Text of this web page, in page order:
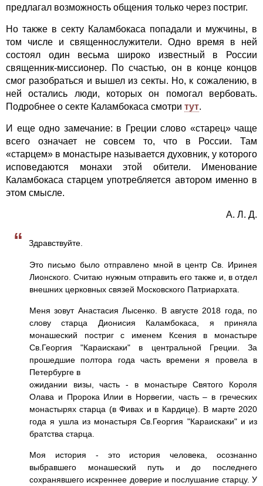
предлагал возможность общения только через постриг.
Но также в секту Каламбокаса попадали и мужчины, в
том числе и священнослужители. Одно время в ней
состоял один весьма широко известный в России
священник-миссионер. По счастью, он в конце концов
смог разобраться и вышел из секты. Но, к сожалению, в
ней остались люди, которых он помогал вербовать.
Подробнее о секте Каламбокаса смотри тут.
И еще одно замечание: в Греции слово «старец» чаще
всего означает не совсем то, что в России. Там
«старцем» в монастыре называется духовник, у которого
исповедаются монахи этой обители. Именование
Каламбокаса старцем употребляется автором именно в
этом смысле.
А. Л. Д.
“ Здравствуйте.
Это письмо было отправлено мной в центр Св. Иринея
Лионского. Считаю нужным отправить его также и, в отдел
внешних церковных связей Московского Патриархата.
Меня зовут Анастасия Лысенко. В августе 2018 года, по
слову старца Дионисия Каламбокаса, я приняла
монашеский постриг с именем Ксения в монастыре
Св.Георгия "Караискаки" в центральной Греции. За
прошедшие полтора года часть времени я провела в
Петербурге в
ожидании визы, часть - в монастыре Святого Короля
Олава и Пророка Илии в Норвегии, часть – в греческих
монастырях старца (в Фивах и в Кардице). В марте 2020
года я ушла из монастыря Св.Георгия "Караискаки" и из
братства старца.
Моя история - это история человека, осознанно
выбравшего монашеский путь и до последнего
сохранявшего искреннее доверие и послушание старцу. У